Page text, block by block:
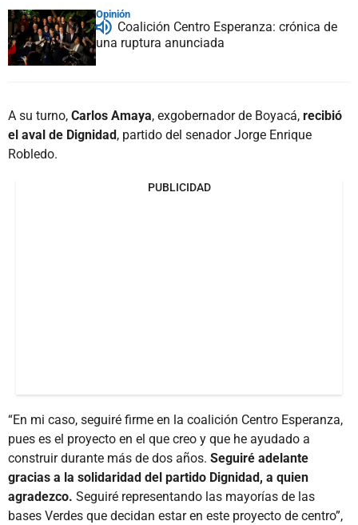
Opinión
Coalición Centro Esperanza: crónica de
una ruptura anunciada
A su turno, Carlos Amaya, exgobernador de Boyacá, recibió
el aval de Dignidad, partido del senador Jorge Enrique
Robledo.
PUBLICIDAD
“En mi caso, seguiré firme en la coalición Centro Esperanza,
pues es el proyecto en el que creo y que he ayudado a
construir durante más de dos años. Seguiré adelante
gracias a la solidaridad del partido Dignidad, a quien
agradezco. Seguiré representando las mayorías de las
bases Verdes que decidan estar en este proyecto de centro”,